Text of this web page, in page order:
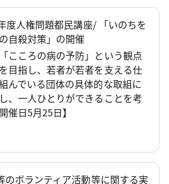
人権問題都民講座/ 「いのちを
自殺対策」の開催
こころの病の予防」という観点
目指し、若者が若者を支える仕
んでいる団体の具体的な取組に
、一人ひとりができることを考
催日5月25日】
ボランティア活動等に関する実